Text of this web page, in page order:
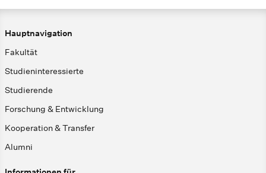
Hauptnavigation
Fakultät
Studieninteressierte
Studierende
Forschung & Entwicklung
Kooperation & Transfer
Alumni